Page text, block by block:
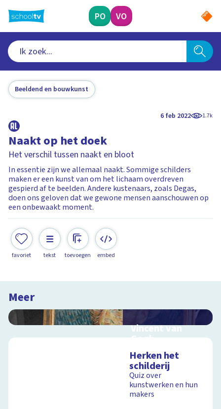
naar
hoofdinhoud
PO VO
Beeldend en bouwkunst
6 feb 2022 1.7k
Naakt op het doek
Het verschil tussen naakt en bloot
In essentie zijn we allemaal naakt. Sommige schilders
maken er een kunst van om het lichaam overdreven
gespierd af te beelden. Andere kustenaars, zoals Degas,
doen ons geloven dat we gewone mensen aanschouwen op
een onbewaakt moment.
favoriet tekst toevoegen embed
Meer
Vincent van
Gogh
schoolplaat over het
leven van Vincent van
Gogh
Herken het
schilderij
Quiz over
kunstwerken en hun
makers